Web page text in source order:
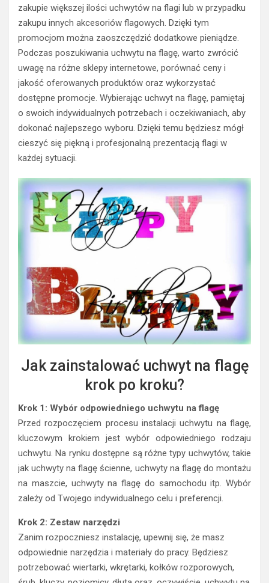
zakupie większej ilości uchwytów na flagi lub w przypadku
zakupu innych akcesoriów flagowych. Dzięki tym
promocjom można zaoszczędzić dodatkowe pieniądze.
Podczas poszukiwania uchwytu na flagę, warto zwrócić
uwagę na różne sklepy internetowe, porównać ceny i
jakość oferowanych produktów oraz wykorzystać
dostępne promocje. Wybierając uchwyt na flagę, pamiętaj
o swoich indywidualnych potrzebach i oczekiwaniach, aby
dokonać najlepszego wyboru. Dzięki temu będziesz mógł
cieszyć się piękną i profesjonalną prezentacją flagi w
każdej sytuacji.
Jak zainstalować uchwyt na flagę
krok po kroku?
Krok 1: Wybór odpowiedniego uchwytu na flagę
Przed rozpoczęciem procesu instalacji uchwytu na flagę,
kluczowym krokiem jest wybór odpowiedniego rodzaju
uchwytu. Na rynku dostępne są różne typy uchwytów, takie
jak uchwyty na flagę ścienne, uchwyty na flagę do montażu
na maszcie, uchwyty na flagę do samochodu itp. Wybór
zależy od Twojego indywidualnego celu i preferencji.
Krok 2: Zestaw narzędzi
Zanim rozpoczniesz instalację, upewnij się, że masz
odpowiednie narzędzia i materiały do pracy. Będziesz
potrzebować wiertarki, wkrętarki, kołków rozporowych,